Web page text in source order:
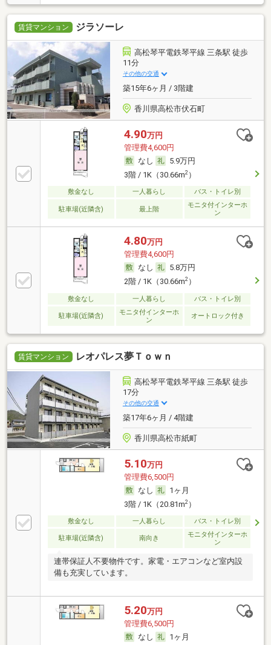
賃貸マンション ジラソーレ
高松琴平電鉄琴平線 三条駅 徒歩
11分
その他の交通
築15年6ヶ月 / 3階建
香川県高松市伏石町
4.90万円
管理費4,600円
なし
5.9万円
3階 / 1K（30.66m2）
敷金なし 一人暮らし バス・トイレ別
駐車場(近隣含) 最上階
モニタ付インターホ
ン
4.80万円
管理費4,600円
なし
5.8万円
2階 / 1K（30.66m2）
敷金なし 一人暮らし バス・トイレ別
駐車場(近隣含)
モニタ付インターホ
ン
オートロック付き
賃貸マンション レオパレス夢Ｔｏｗｎ
高松琴平電鉄琴平線 三条駅 徒歩
17分
その他の交通
築17年6ヶ月 / 4階建
香川県高松市紙町
5.10万円
管理費6,500円
なし
1ヶ月
3階 / 1K（20.81m2）
敷金なし 一人暮らし バス・トイレ別
駐車場(近隣含) 南向き
モニタ付インターホ
ン
連帯保証人不要物件です。家電・エアコンなど室内設
備も充実しています。
5.20万円
管理費6,500円
なし
1ヶ月